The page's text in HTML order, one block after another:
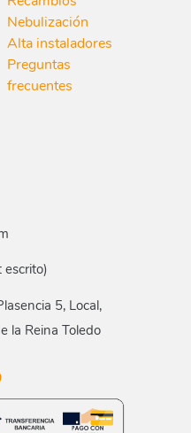
Nebulización
Alta instaladores
Preguntas
frecuentes
5, Local,
la Reina Toledo